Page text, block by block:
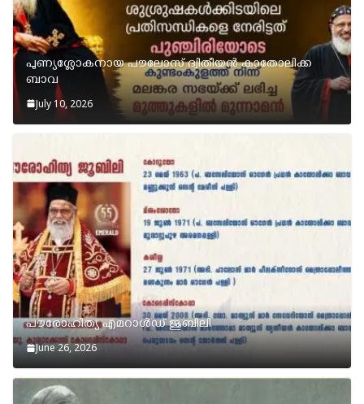
പുണ്യശ്ലോകനായ പൗലോസ് ദ്വിതീയൻ കാതോലിക്ക
ബാവ
July 10, 2026
പൗരോഹിത്യ എമറാള്‍ഡ് ജൂബിലി
June 26, 2026